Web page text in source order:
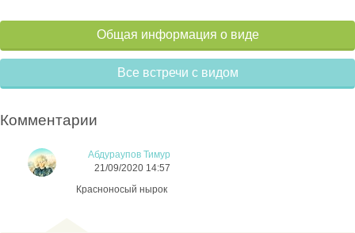
Общая информация о виде
Все встречи с видом
Комментарии
Абдураупов Тимур
21/09/2020 14:57
Красноносый нырок